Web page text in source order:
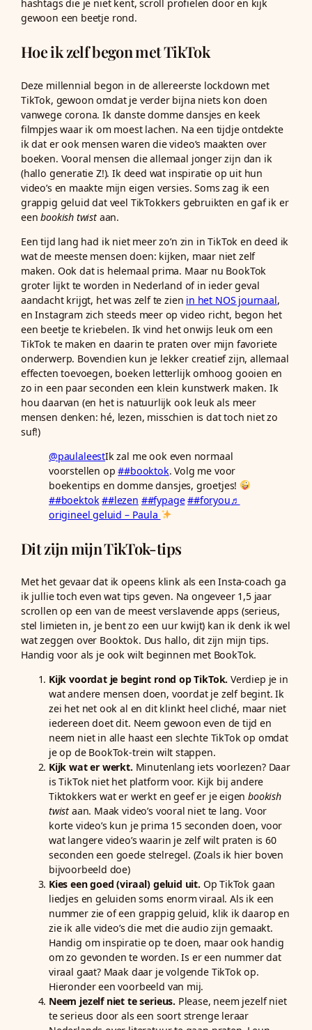
hashtags die je niet kent, scroll profielen door en kijk
gewoon een beetje rond.
Hoe ik zelf begon met TikTok
Deze millennial begon in de allereerste lockdown met
TikTok, gewoon omdat je verder bijna niets kon doen
vanwege corona. Ik danste domme dansjes en keek
filmpjes waar ik om moest lachen. Na een tijdje ontdekte
ik dat er ook mensen waren die video’s maakten over
boeken. Vooral mensen die allemaal jonger zijn dan ik
(hallo generatie Z!). Ik deed wat inspiratie op uit hun
video’s en maakte mijn eigen versies. Soms zag ik een
grappig geluid dat veel TikTokkers gebruikten en gaf ik er
eenbookish twistaan.
Een tijd lang had ik niet meer zo’n zin in TikTok en deed ik
wat de meeste mensen doen: kijken, maar niet zelf
maken. Ook dat is helemaal prima. Maar nu BookTok
groter lijkt te worden in Nederland of in ieder geval
aandacht krijgt, het was zelf te zien in het NOS journaal,
en Instagram zich steeds meer op video richt, begon het
een beetje te kriebelen. Ik vind het onwijs leuk om een
TikTok te maken en daarin te praten over mijn favoriete
onderwerp. Bovendien kun je lekker creatief zijn, allemaal
effecten toevoegen, boeken letterlijk omhoog gooien en
zo in een paar seconden een klein kunstwerk maken. Ik
hou daarvan (en het is natuurlijk ook leuk als meer
mensen denken: hé, lezen, misschien is dat toch niet zo
suf!)
@paulaleestIk zal me ook even normaal
voorstellen op##booktok. Volg me voor
boekentips en domme dansjes, groetjes!
##boektok ##lezen ##fypage ##foryou♬
origineel geluid – Paula
Dit zijn mijn TikTok-tips
Met het gevaar dat ik opeens klink als een Insta-coach ga
ik jullie toch even wat tips geven. Na ongeveer 1,5 jaar
scrollen op een van de meest verslavende apps (serieus,
stel limieten in, je bent zo een uur kwijt) kan ik denk ik wel
wat zeggen over Booktok. Dus hallo, dit zijn mijn tips.
Handig voor als je ook wilt beginnen met BookTok.
Kijk voordat je begint rond op TikTok. Verdiep je in
wat andere mensen doen, voordat je zelf begint. Ik
zei het net ook al en dit klinkt heel cliché, maar niet
iedereen doet dit. Neem gewoon even de tijd en
neem niet in alle haast een slechte TikTok op omdat
je op de BookTok-trein wilt stappen.
Kijk wat er werkt. Minutenlang iets voorlezen? Daar
is TikTok niet het platform voor. Kijk bij andere
Tiktokkers wat er werkt en geef er je eigenbookish
twist aan. Maak video’s vooral niet te lang. Voor
korte video’s kun je prima 15 seconden doen, voor
wat langere video’s waarin je zelf wilt praten is 60
seconden een goede stelregel. (Zoals ik hier boven
bijvoorbeeld doe)
Kies een goed (viraal) geluid uit.Op TikTok gaan
liedjes en geluiden soms enorm viraal. Als ik een
nummer zie of een grappig geluid, klik ik daarop en
zie ik alle video’s die met die audio zijn gemaakt.
Handig om inspiratie op te doen, maar ook handig
om zo gevonden te worden. Is er een nummer dat
viraal gaat? Maak daar je volgende TikTok op.
Hieronder een voorbeeld van mij.
Neem jezelf niet te serieus.Please, neem jezelf niet
te serieus door als een soort strenge leraar